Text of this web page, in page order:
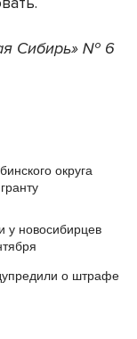
Сибирь» № 6
округа
у новосибирцев
о штрафе